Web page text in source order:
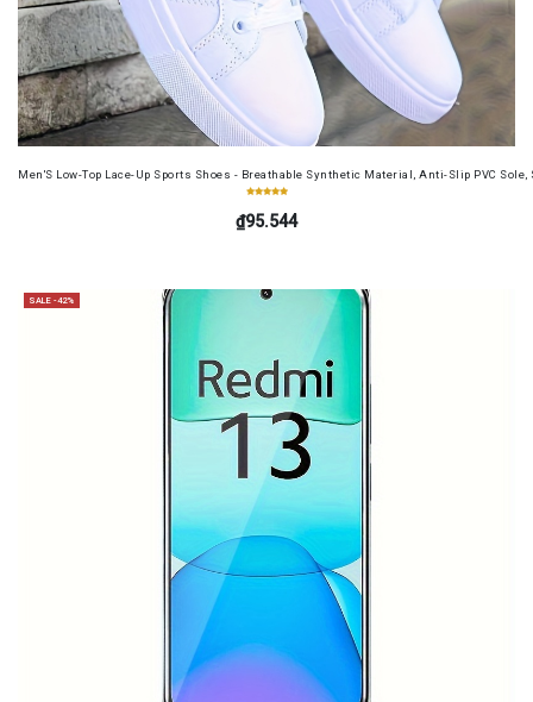
Men'S Low-Top Lace-Up Sports Shoes - Breathable Synthetic Material, Anti-Slip PVC
₫95.544
SALE -42%